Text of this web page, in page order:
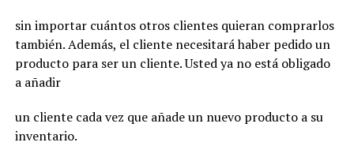
sin importar cuántos otros clientes quieran comprarlos
también. Además, el cliente necesitará haber pedido un
producto para ser un cliente. Usted ya no está obligado
a añadir
un cliente cada vez que añade un nuevo producto a su
inventario.